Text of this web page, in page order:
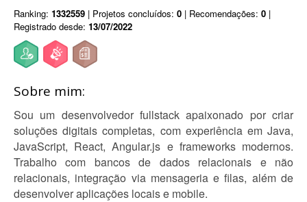
Ranking: 1332559 | Projetos concluídos: 0 | Recomendações: 0 |
Registrado desde: 13/07/2022
Sobre mim:
Sou um desenvolvedor fullstack apaixonado por criar
soluções digitais completas, com experiência em Java,
JavaScript, React, Angular.js e frameworks modernos.
Trabalho com bancos de dados relacionais e não
relacionais, integração via mensageria e filas, além de
desenvolver aplicações locais e mobile.